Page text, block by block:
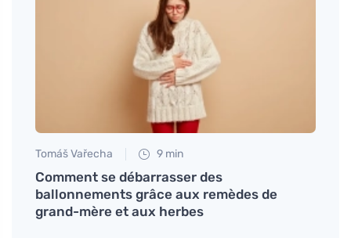
Tomáš Vařecha 9 min
Comment se débarrasser des
ballonnements grâce aux remèdes de
grand-mère et aux herbes